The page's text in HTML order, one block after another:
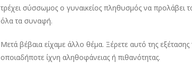
τρέχει σύσσωμος ο γυναικείος πληθυσμός να προλάβει
όλα τα συναφή.
Μετά βέβαια είχαμε άλλο θέμα. Ξέρετε αυτό της
οποιαδήποτε ίχνη αληθοφάνειας ή πιθανότητας.